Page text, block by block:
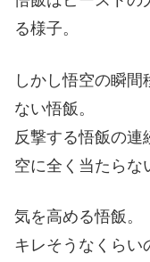
る様子。
しかし悟空の瞬間
ない悟飯。
反撃する悟飯の連
空に全く当たらな
気を高める悟飯。
キレそうなくらい